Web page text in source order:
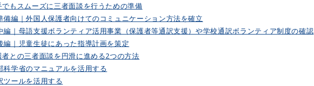
もスムーズに三者面談を行うための準備
備編｜外国人保護者向けてのコミュニケーション方法を確立
編｜母語支援ボランティア活用事業（保護者等通訳支援）や学校通訳ボランティア制度の確認
編｜児童生徒にあった指導計画を策定
との三者面談を円滑に進める2つの方法
学省のマニュアルを活用する
ールを活用する